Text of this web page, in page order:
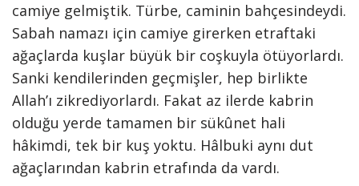
camiye gelmiştik. Türbe, caminin bahçesindeydi.
Sabah namazı için camiye girerken etraftaki
ağaçlarda kuşlar büyük bir coşkuyla ötüyorlardı.
Sanki kendilerinden geçmişler, hep birlikte
Allah’ı zikrediyorlardı. Fakat az ilerde kabrin
olduğu yerde tamamen bir sükûnet hali
hâkimdi, tek bir kuş yoktu. Hâlbuki aynı dut
ağaçlarından kabrin etrafında da vardı.